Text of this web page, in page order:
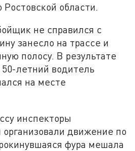
области.
не справился с
занесло на трассе и
полосу. В результате
летний водитель
на месте
инспекторы
движение по
фура мешала